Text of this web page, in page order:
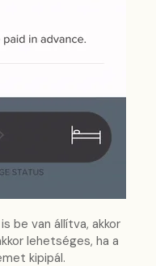
be van állítva, akkor
lehetséges, ha a
kipipál.